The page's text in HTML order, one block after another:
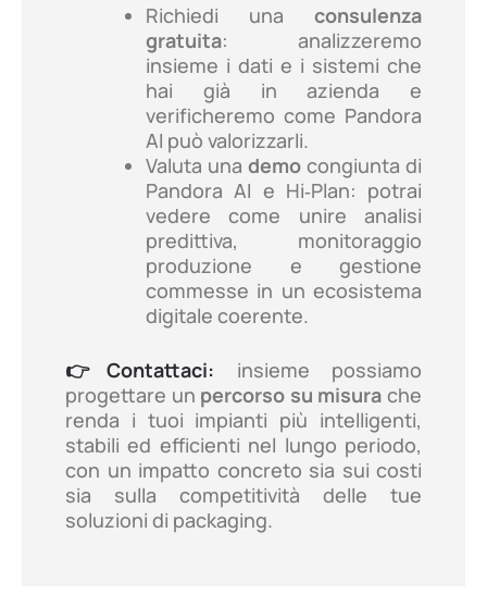
Richiedi una consulenza
gratuita: analizzeremo
insieme i dati e i sistemi che
hai già in azienda e
verificheremo come Pandora
AI può valorizzarli.
Valuta una demo congiunta di
Pandora AI e Hi‑Plan: potrai
vedere come unire analisi
predittiva, monitoraggio
produzione e gestione
commesse in un ecosistema
digitale coerente.
👉Contattaci:
insieme possiamo
progettare un percorso su misura che
renda i tuoi impianti più intelligenti,
stabili ed efficienti nel lungo periodo,
con un impatto concreto sia sui costi
sia sulla competitività delle tue
soluzioni di packaging.